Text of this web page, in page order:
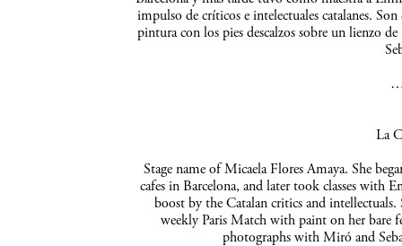
impulso de críticos e intelectuales catalanes.
pintura con los pies descalzos sobre un lienzo
La
Stage name of Micaela Flores Amaya. She
cafes in Barcelona, and later took classes with
boost by the Catalan critics and
weekly Paris Match with paint on her bare
photographs with Miró and